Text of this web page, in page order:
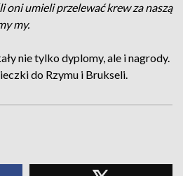
oni umieli przelewać krew za naszą
my.
nie tylko dyplomy, ale i nagrody.
do Rzymu i Brukseli.